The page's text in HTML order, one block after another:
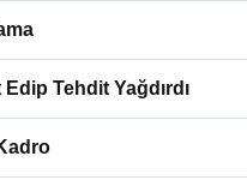
Tehdit Yağdırdı